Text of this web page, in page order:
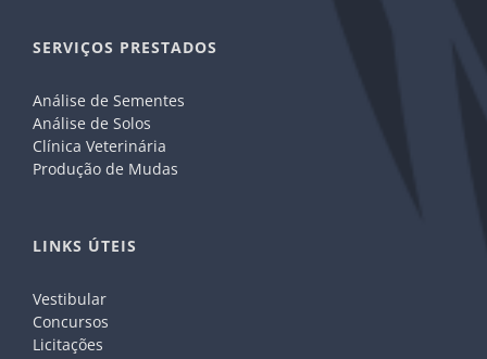
SERVIÇOS PRESTADOS
Análise de Sementes
Análise de Solos
Clínica Veterinária
Produção de Mudas
LINKS ÚTEIS
Vestibular
Concursos
Licitações